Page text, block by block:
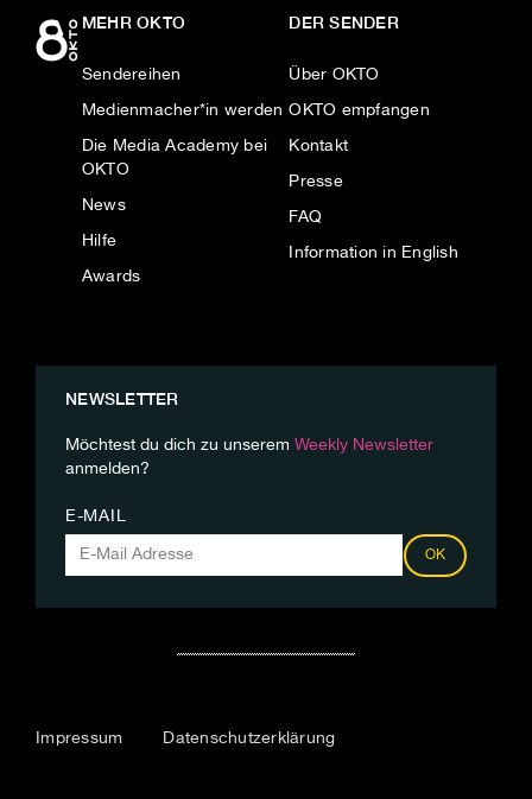
MEHR OKTO
Sendereihen
Medienmacher*in werden
Die Media Academy bei
OKTO
News
Hilfe
Awards
DER SENDER
Über OKTO
OKTO empfangen
Kontakt
Presse
FAQ
Information in English
NEWSLETTER
Möchtest du dich zu unserem Weekly Newsletter
anmelden?
E-MAIL
OK
Impressum Datenschutzerklärung